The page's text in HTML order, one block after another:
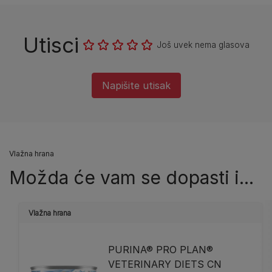
Utisci Još uvek nema glasova
Napišite utisak
Vlažna hrana
Možda će vam se dopasti i...
Vlažna hrana
PURINA® PRO PLAN®
VETERINARY DIETS CN